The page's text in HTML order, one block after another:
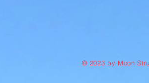
© 2023 by Moon